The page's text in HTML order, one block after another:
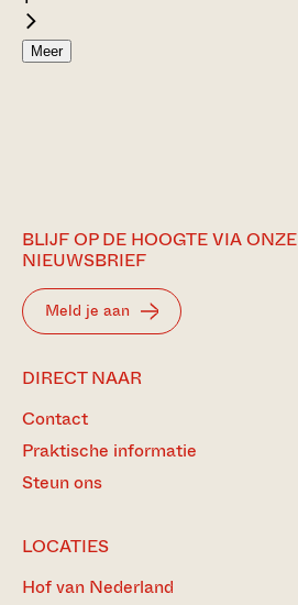
Meer
BLIJF OP DE HOOGTE VIA ONZE
NIEUWSBRIEF
Meld je aan
DIRECT NAAR
Contact
Praktische informatie
Steun ons
LOCATIES
Hof van Nederland